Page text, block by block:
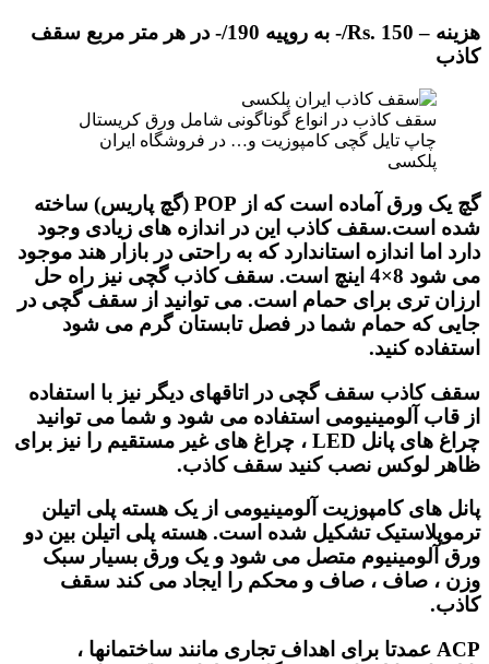
هزینه – Rs. 150/- به روپیه 190/- در هر متر مربع سقف
کاذب
سقف کاذب در انواع گوناگونی شامل ورق کریستال
چاپ تایل گچی کامپوزیت و… در فروشگاه ایران
پلکسی
گچ یک ورق آماده است که از POP (گچ پاریس) ساخته
شده است.سقف کاذب این در اندازه های زیادی وجود
دارد اما اندازه استاندارد که به راحتی در بازار هند موجود
می شود 8×4 اینچ است. سقف کاذب گچی نیز راه حل
ارزان تری برای حمام است. می توانید از سقف گچی در
جایی که حمام شما در فصل تابستان گرم می شود
استفاده کنید.
سقف کاذب سقف گچی در اتاقهای دیگر نیز با استفاده
از قاب آلومینیومی استفاده می شود و شما می توانید
چراغ های پانل LED ، چراغ های غیر مستقیم را نیز برای
ظاهر لوکس نصب کنید سقف کاذب.
پانل های کامپوزیت آلومینیومی از یک هسته پلی اتیلن
ترموپلاستیک تشکیل شده است. هسته پلی اتیلن بین دو
ورق آلومینیوم متصل می شود و یک ورق بسیار سبک
وزن ، صاف ، صاف و محکم را ایجاد می کند سقف
کاذب.
ACP عمدتا برای اهداف تجاری مانند ساختمانها ،